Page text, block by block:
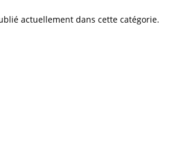
actuellement dans cette catégorie.